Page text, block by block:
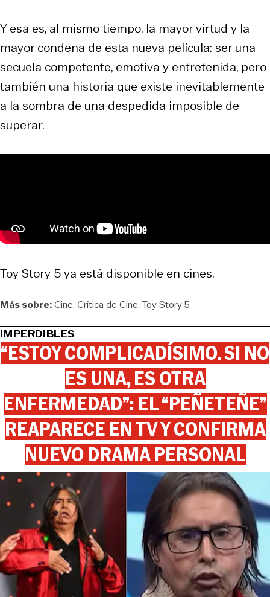
Y esa es, al mismo tiempo, la mayor virtud y la
mayor condena de esta nueva película: ser una
secuela competente, emotiva y entretenida, pero
también una historia que existe inevitablemente
a la sombra de una despedida imposible de
superar.
Toy Story 5ya está disponible en cines.
Más sobre:Cine Crítica de Cine Toy Story 5
IMPERDIBLES
“ESTOY COMPLICADÍSIMO. SI NO
ES UNA, ES OTRA
ENFERMEDAD”: EL “PEÑETEÑE”
REAPARECE EN TV Y CONFIRMA
NUEVO DRAMA PERSONAL